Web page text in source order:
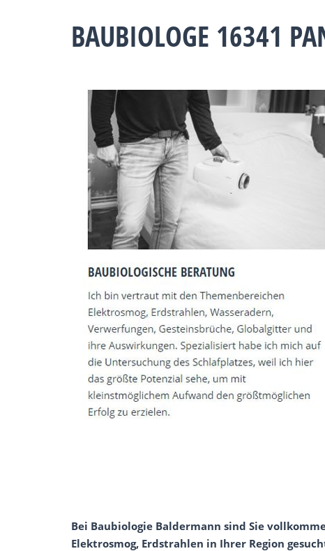
BAUBIOLOGE 16341
Bei Baubiologie Baldermann sind Sie
Elektrosmog, Erdstrahlen in Ihrer Region